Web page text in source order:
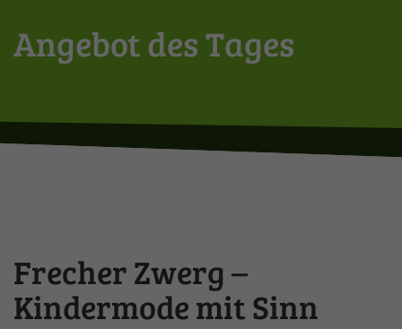
Angebot des Tages
Frecher Zwerg –
Kindermode mit Sinn